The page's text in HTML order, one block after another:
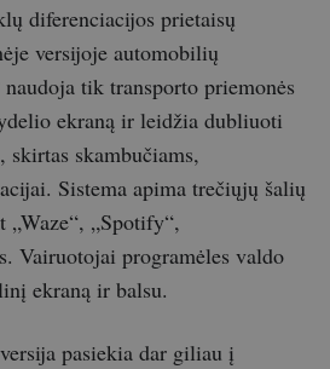
diferenciacijos prietaisų
versijoje automobilių
tik transporto priemonės
ekraną ir leidžia dubliuoti
skirtas skambučiams,
Sistema apima trečiųjų šalių
„Waze“, „Spotify“,
Vairuotojai programėles valdo
ekraną ir balsu.
pasiekia dar giliau į